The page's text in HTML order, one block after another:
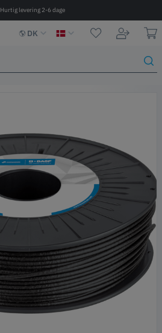
Hurtig levering 2-6 dage
DK